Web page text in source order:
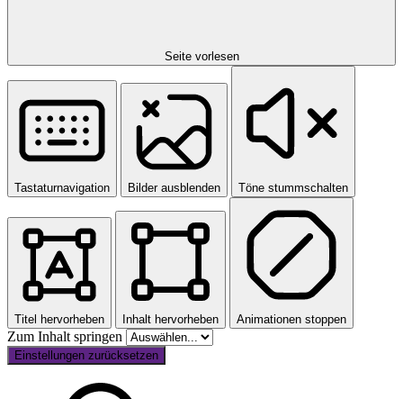
Seite vorlesen
Tastaturnavigation Bilder ausblenden Töne stummschalten
Titel hervorheben Inhalt hervorheben Animationen stoppen
Zum Inhalt springen
Einstellungen zurücksetzen